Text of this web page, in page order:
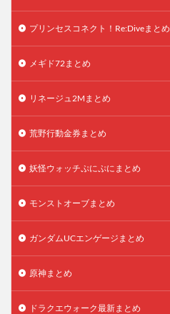
プリンセスコネクト！Re:Diveまとめ
メギド72まとめ
リネージュ2Mまとめ
荒野行動金券まとめ
妖怪ウォッチぷにぷにまとめ
モンストオーブまとめ
ガンダムUCエンゲージまとめ
原神まとめ
ドラクエウォーク最新まとめ